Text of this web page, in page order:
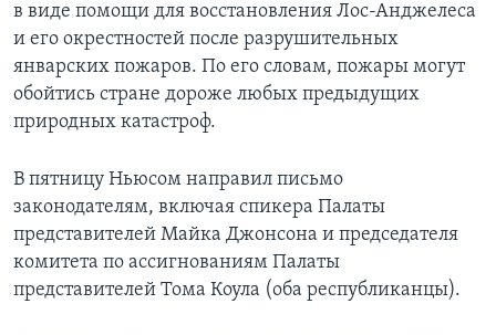
в виде помощи для восстановления Лос-Анджелеса
и его окрестностей после разрушительных
январских пожаров. По его словам, пожары могут
обойтись стране дороже любых предыдущих
природных катастроф.
В пятницу Ньюсом направил письмо
законодателям, включая спикера Палаты
представителей Майка Джонсона и председателя
комитета по ассигнованиям Палаты
представителей Тома Коула (оба республиканцы).